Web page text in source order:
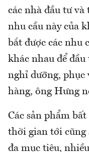
các nhà đầu tư
nhu cầu này của
bắt được các nhu
khác nhau để
nghỉ dưỡng, phục
hàng, ông Hưng
Các sản phẩm
thời gian tới cũng
đa mục tiêu,